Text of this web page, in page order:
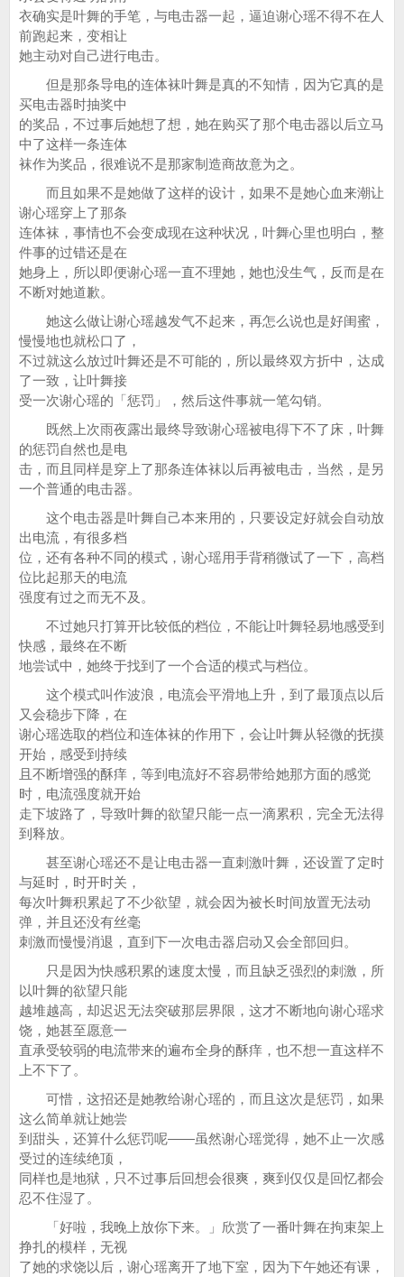
衣确实是叶舞的手笔，与电击器一起，逼迫谢心瑶不得不在人
前跑起来，变相让
她主动对自己进行电击。
但是那条导电的连体袜叶舞是真的不知情，因为它真的是
买电击器时抽奖中
的奖品，不过事后她想了想，她在购买了那个电击器以后立马
中了这样一条连体
袜作为奖品，很难说不是那家制造商故意为之。
而且如果不是她做了这样的设计，如果不是她心血来潮让
谢心瑶穿上了那条
连体袜，事情也不会变成现在这种状况，叶舞心里也明白，整
件事的过错还是在
她身上，所以即便谢心瑶一直不理她，她也没生气，反而是在
不断对她道歉。
她这么做让谢心瑶越发气不起来，再怎么说也是好闺蜜，
慢慢地也就松口了，
不过就这么放过叶舞还是不可能的，所以最终双方折中，达成
了一致，让叶舞接
受一次谢心瑶的「惩罚」，然后这件事就一笔勾销。
既然上次雨夜露出最终导致谢心瑶被电得下不了床，叶舞
的惩罚自然也是电
击，而且同样是穿上了那条连体袜以后再被电击，当然，是另
一个普通的电击器。
这个电击器是叶舞自己本来用的，只要设定好就会自动放
出电流，有很多档
位，还有各种不同的模式，谢心瑶用手背稍微试了一下，高档
位比起那天的电流
强度有过之而无不及。
不过她只打算开比较低的档位，不能让叶舞轻易地感受到
快感，最终在不断
地尝试中，她终于找到了一个合适的模式与档位。
这个模式叫作波浪，电流会平滑地上升，到了最顶点以后
又会稳步下降，在
谢心瑶选取的档位和连体袜的作用下，会让叶舞从轻微的抚摸
开始，感受到持续
且不断增强的酥痒，等到电流好不容易带给她那方面的感觉
时，电流强度就开始
走下坡路了，导致叶舞的欲望只能一点一滴累积，完全无法得
到释放。
甚至谢心瑶还不是让电击器一直刺激叶舞，还设置了定时
与延时，时开时关，
每次叶舞积累起了不少欲望，就会因为被长时间放置无法动
弹，并且还没有丝毫
刺激而慢慢消退，直到下一次电击器启动又会全部回归。
只是因为快感积累的速度太慢，而且缺乏强烈的刺激，所
以叶舞的欲望只能
越堆越高，却迟迟无法突破那层界限，这才不断地向谢心瑶求
饶，她甚至愿意一
直承受较弱的电流带来的遍布全身的酥痒，也不想一直这样不
上不下了。
可惜，这招还是她教给谢心瑶的，而且这次是惩罚，如果
这么简单就让她尝
到甜头，还算什么惩罚呢——虽然谢心瑶觉得，她不止一次感
受过的连续绝顶，
同样也是地狱，只不过事后回想会很爽，爽到仅仅是回忆都会
忍不住湿了。
「好啦，我晚上放你下来。」欣赏了一番叶舞在拘束架上
挣扎的模样，无视
了她的求饶以后，谢心瑶离开了地下室，因为下午她还有课，